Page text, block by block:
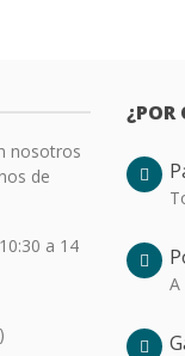
nosotros
de
a 14
¿POR
A